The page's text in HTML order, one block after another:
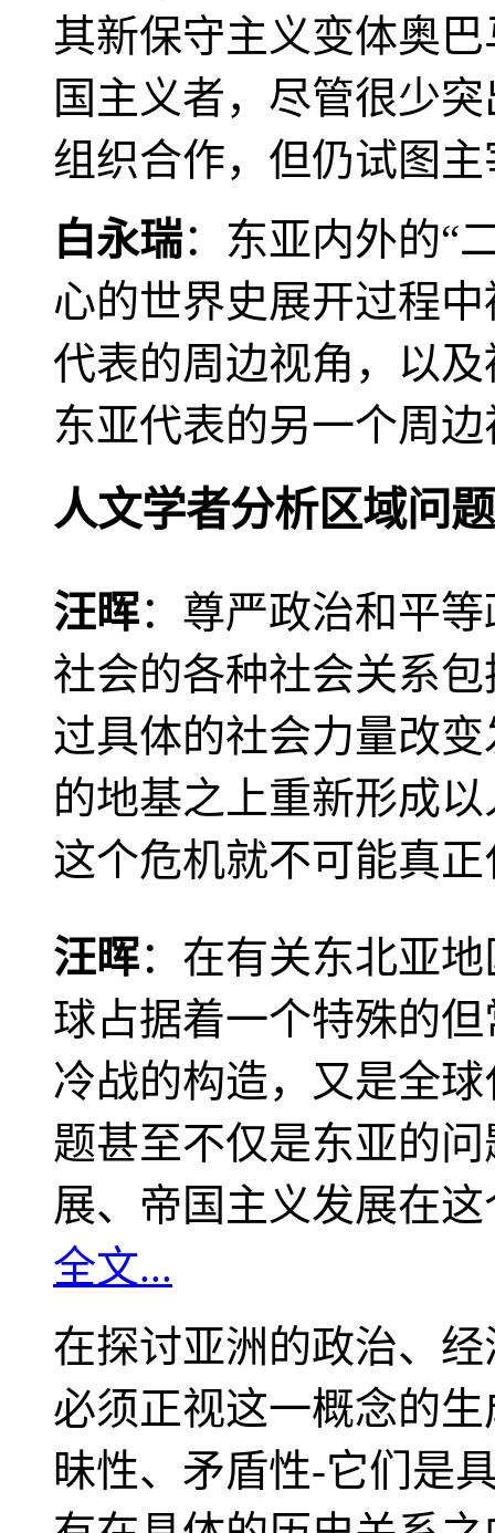
其新保守主义变体奥
国主义者，尽管很少
组织合作，但仍试图
白永瑞：东亚内外的“
心的世界史展开过程
代表的周边视角，以
东亚代表的另一个周
人文学者分析区域问题
汪晖：尊严政治和平
社会的各种社会关系
过具体的社会力量改
的地基之上重新形成
这个危机就不可能真
汪晖：在有关东北亚
球占据着一个特殊的
冷战的构造，又是全
题甚至不仅是东亚的
展、帝国主义发展在
全文...
在探讨亚洲的政治、
必须正视这一概念的
昧性、矛盾性-它们是